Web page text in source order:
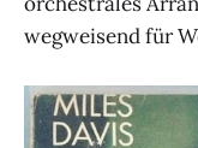
wegweisend für